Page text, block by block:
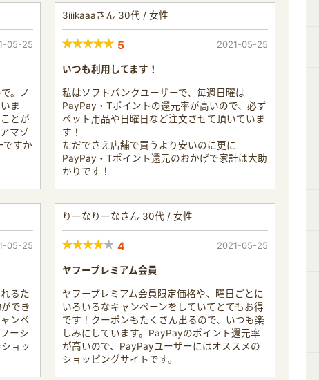
05-25
。ノ
ま
とが
マゾ
ですか
3iiikaaaさん 30代 / 女性
5 2021-05-25
いつも利用してます！
私はソフトバンクユーザーで、毎週日曜は
PayPay・Tポイントの還元率が高いので、必ず
ペット用品や日曜日など注文させて頂いていま
す！
ただでさえ店舗で買うより安いのに更に
PayPay・Tポイント還元のおかげで家計は大助
かりです！
05-25
るた
でき
ンペ
ーシ
ョッ
りーなりーなさん 30代 / 女性
4 2021-05-25
ヤフープレミアム会員
ヤフープレミアム会員限定価格や、曜日ごとに
いろいろなキャンペーンをしていてとてもお得
です！クーポンもたくさん出るので、いつも楽
しみにしています。PayPayのポイント還元率
が高いので、PayPayユーザーにはオススメの
ショッピングサイトです。